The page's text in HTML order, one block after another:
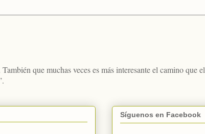
que muchas veces es más interesante el camino que el
Síguenos en Facebook